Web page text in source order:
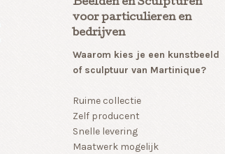
Beelden en Sculpturen
voor particulieren en
bedrijven
Waarom kies je een kunstbeeld
of sculptuur van Martinique?
Ruime collectie
Zelf producent
Snelle levering
Maatwerk mogelijk